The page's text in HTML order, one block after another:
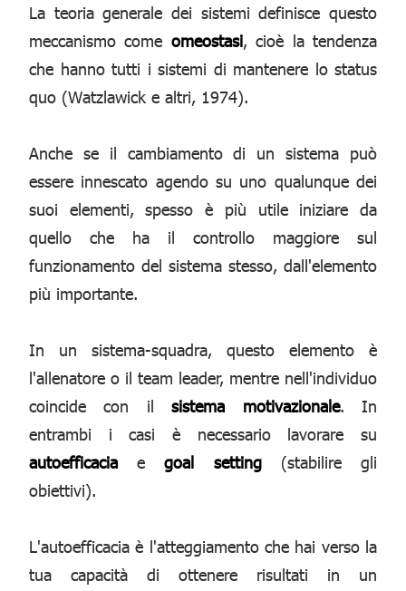
La teoria generale dei sistemi definisce questo
meccanismo come omeostasi, cioè la tendenza
che hanno tutti i sistemi di mantenere lo status
quo (Watzlawick e altri, 1974).
Anche se il cambiamento di un sistema può
essere innescato agendo su uno qualunque dei
suoi elementi, spesso è più utile iniziare da
quello che ha il controllo maggiore sul
funzionamento del sistema stesso, dall'elemento
più importante.
In un sistema-squadra, questo elemento è
l'allenatore o il team leader, mentre nell'individuo
coincide con ilsistema motivazionale. In
entrambi i casi è necessario lavorare su
autoefficacia egoal setting(stabilire gli
obiettivi).
L'autoefficacia è l'atteggiamento che hai verso la
tua capacità di ottenere risultati in un